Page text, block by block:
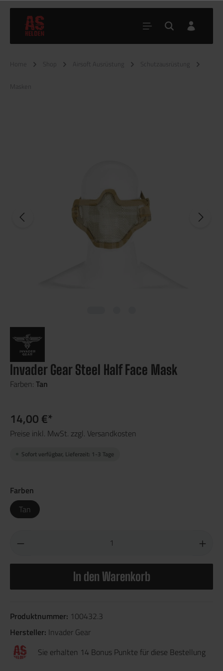
Home Shop Airsoft Ausrüstung Schutzausrüstung
Masken
Invader Gear Steel Half Face Mask
Farben: Tan
14,00 €*
Preise inkl. MwSt. zzgl. Versandkosten
Sofort verfügbar, Lieferzeit: 1-3 Tage
Farben
Tan
In den Warenkorb
Produktnummer: 100432.3
Hersteller: Invader Gear
Sie erhalten 14 Bonus Punkte für diese Bestellung